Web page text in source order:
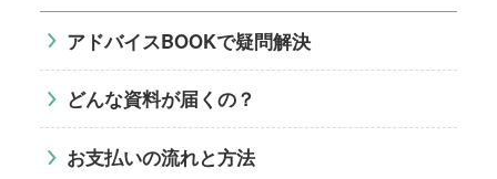
アドバイスBOOKで疑問解決
どんな資料が届くの？
お支払いの流れと方法